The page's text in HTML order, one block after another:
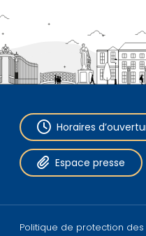
Horaires
Espace presse
Politique de protection